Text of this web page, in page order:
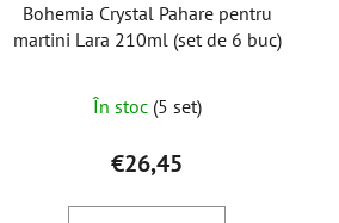
Bohemia Crystal Pahare pentru
martini Lara 210ml (set de 6 buc)
În stoc (5 set)
€26,45